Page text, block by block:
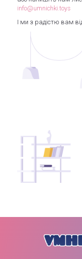
info@umnichki.toys
І ми з радістю вам